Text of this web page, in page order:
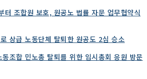
터 조합원 보호, 원공노 법률 자문 업무협약식
상급 노동단체 탈퇴한 원공도 2심 승소
동조합 민노총 탈퇴를 위한 임시총회 응원 방문